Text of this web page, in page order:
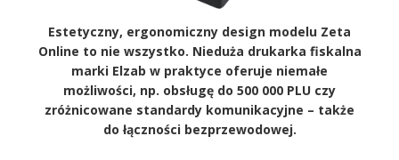
Estetyczny, ergonomiczny design modelu Zeta
Online to nie wszystko. Nieduża drukarka fiskalna
marki Elzab w praktyce oferuje niemałe
możliwości, np. obsługę do 500 000 PLU czy
zróżnicowane standardy komunikacyjne – także
do łączności bezprzewodowej.